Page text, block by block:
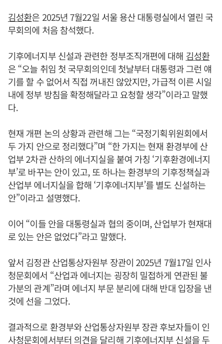
김성환은 2025년 7월22일 서울 용산 대통령실에서 열린 국
무회의에 처음 참석했다.
기후에너지부 신설과 관련한 정부조직개편에 대해 김성환
은 “오늘 취임 첫 국무회의인데 첫날부터 대통령과 그런 얘
기를 할 수 없어서 직접 꺼내진 않았지만, 가급적 이른 시일
내에 정부 방침을 확정해달라고 요청할 생각”이라고 말했
다.
현재 개편 논의 상황과 관련해 그는 “국정기획위원회에서
두 가지 안으로 정리했다”며 “한 가지는 현재 환경부에 산
업부 2차관 산하의 에너지실을 붙여 가칭 ‘기후환경에너지
부’로 바꾸는 안이 있고, 또 하나는 환경부의 기후정책실과
산업부 에너지실을 합해 ‘기후에너지부’를 별도 신설하는
안”이라고 설명했다.
이어 “이들 안을 대통령실과 협의 중이며, 산업부가 현재대
로 있는 안은 없었다”라고 말했다.
앞서 김정관 산업통상자원부 장관이 2025년 7월17일 인사
청문회에서 “산업과 에너지는 굉장히 밀접하게 연관된 불
가분의 관계”라며 에너지 부문 분리에 대해 반대 입장을 낸
것에 선을 그었다.
결과적으로 환경부와 산업통상자원부 장관 후보자들이 인
사청문회에서부터 의견을 달리해 기후에너지부 신설을 두